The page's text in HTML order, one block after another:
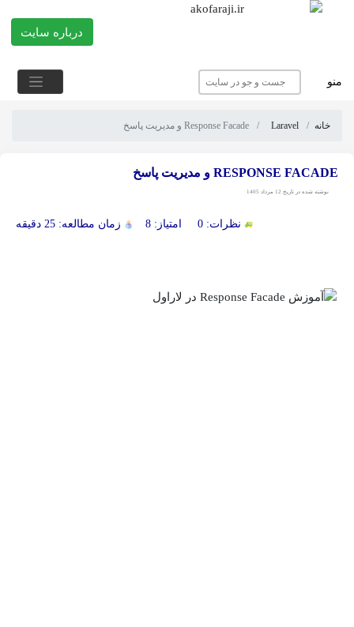
درباره سایت
منو
خانه Laravel Response Facade و مدیریت پاسخ
RESPONSE FACADE و مدیریت پاسخ
نوشته شده در تاریخ 12 مرداد 1405
نظرات: 0 امتیاز: 8 زمان مطالعه: 25 دقیقه